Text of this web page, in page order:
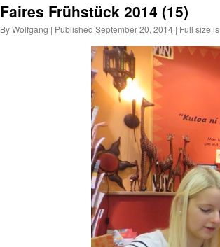
Faires Frühstück 2014 (15)
ByWolfgang | Published September 20, 2014 | Full size is